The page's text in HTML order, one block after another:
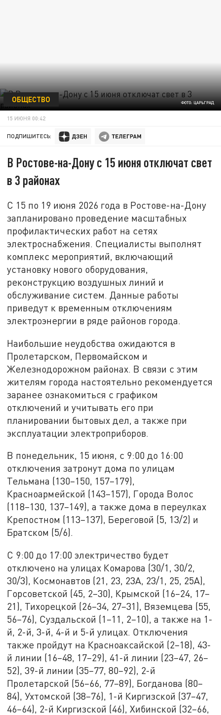
ФОТО: ЦАРЬГРАД
ОБЩЕСТВО
15 ИЮНЯ 00:42
ПОДПИШИТЕСЬ:
В Ростове-на-Дону с 15 июня отключат свет
в 3 районах
С 15 по 19 июня 2026 года в Ростове-на-Дону
запланировано проведение масштабных
профилактических работ на сетях
электроснабжения. Специалисты выполнят
комплекс мероприятий, включающий
установку нового оборудования,
реконструкцию воздушных линий и
обслуживание систем. Данные работы
приведут к временным отключениям
электроэнергии в ряде районов города.
Наибольшие неудобства ожидаются в
Пролетарском, Первомайском и
Железнодорожном районах. В связи с этим
жителям города настоятельно рекомендуется
заранее ознакомиться с графиком
отключений и учитывать его при
планировании бытовых дел, а также при
эксплуатации электроприборов.
В понедельник, 15 июня, с 9:00 до 16:00
отключения затронут дома по улицам
Тельмана (130–150, 157–179),
Красноармейской (143–157), Города Волос
(118–130, 137–149), а также дома в переулках
Крепостном (113–137), Береговой (5, 13/2) и
Братском (5/6).
С 9:00 до 17:00 электричество будет
отключено на улицах Комарова (30/1, 30/2,
30/3), Космонавтов (21, 23, 23А, 23/1, 25, 25А),
Горсоветской (45, 2–30), Крымской (16–24, 17–
21), Тихорецкой (26–34, 27–31), Вяземцева (55,
56–76), Суздальской (1–11, 2–10), а также на 1-
й, 2-й, 3-й, 4-й и 5-й улицах. Отключения
также пройдут на Красноаксайской (2–18), 43-
й линии (16–48, 17–29), 41-й линии (23–47, 26–
52), 39-й линии (35–77, 80–92), 2-й
Пролетарской (56–66, 77–89), Богданова (80–
84), Ухтомской (38–76), 1-й Киргизской (37–47,
46–64), 2-й Киргизской (46), Хибинской (32–66,